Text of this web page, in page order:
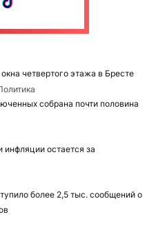
четвертого этажа в Бресте
собрана почти половина
остается за
более 2,5 тыс. сообщений о